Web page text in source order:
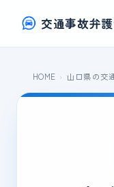
交通事故弁
HOME 山口県の交